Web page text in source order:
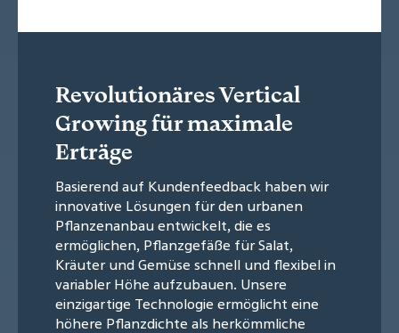
Revolutionäres Vertical
Growing für maximale
Erträge
Basierend auf Kundenfeedback haben wir
innovative Lösungen für den urbanen
Pflanzenanbau entwickelt, die es
ermöglichen, Pflanzgefäße für Salat,
Kräuter und Gemüse schnell und flexibel in
variabler Höhe aufzubauen. Unsere
einzigartige Technologie ermöglicht eine
höhere Pflanzdichte als herkömmliche